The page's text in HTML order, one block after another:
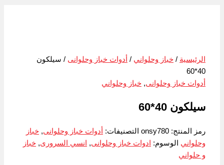
الرئيسية /خباز وحلواني / أدوات خباز وحلوانى / سيلكون
40*60
أدوات خباز وحلوانى,خباز وحلواني
سيلكون 40*60
رمز المنتج:onsy780 التصنيفات: أدوات خباز وحلوانى,خباز
وحلواني
الوسوم: ادوات خباز وحلوانى, انسي السرورى,خباز
و حلواني